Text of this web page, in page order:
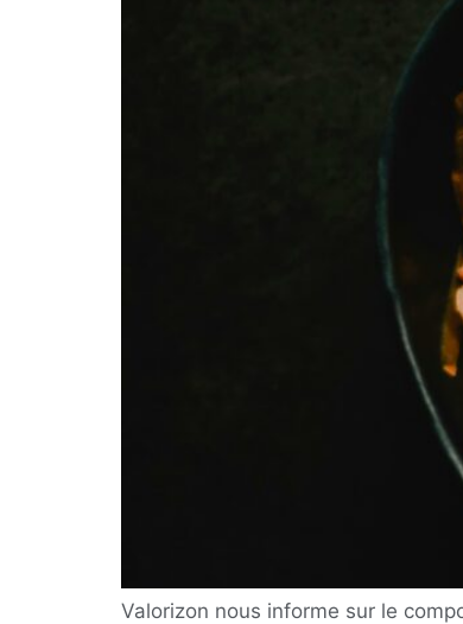
Valorizon nous informe sur le